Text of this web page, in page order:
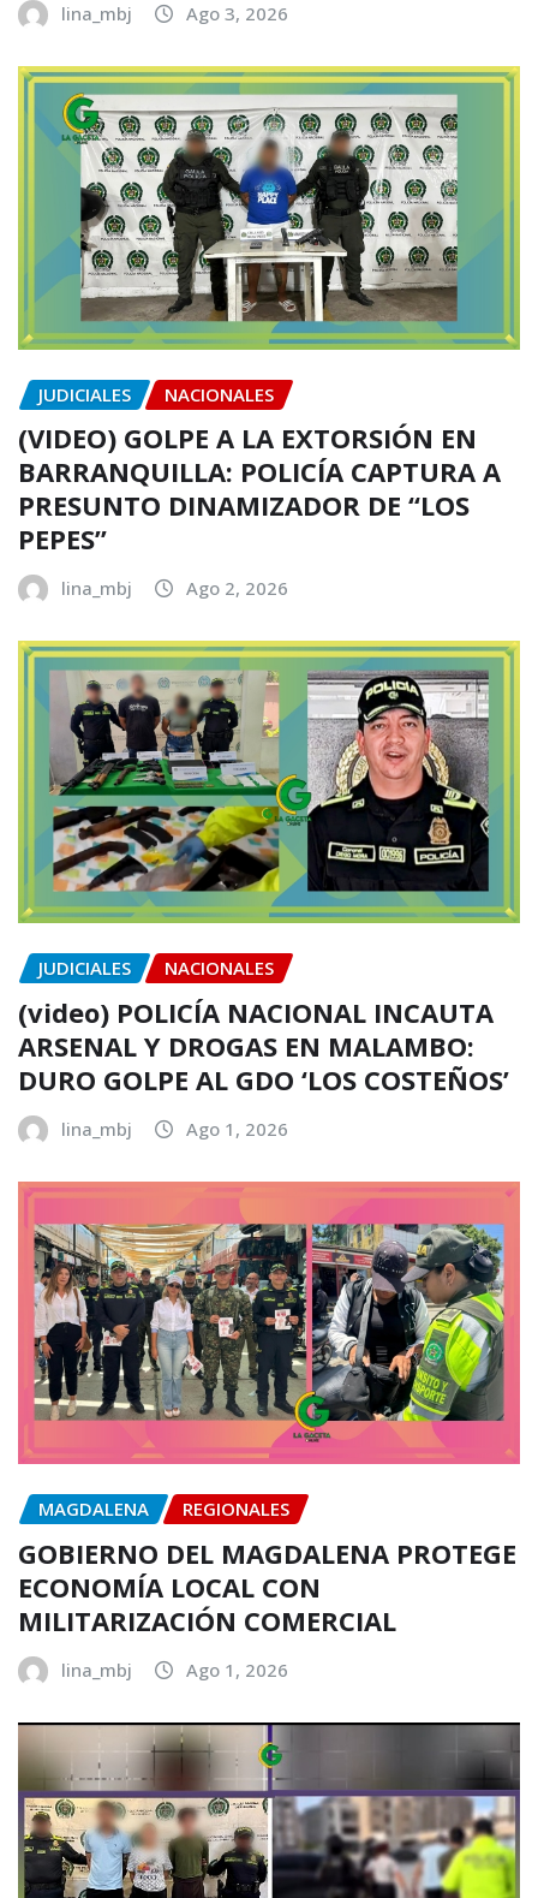
lina_mbj Ago 3, 2026
JUDICIALES NACIONALES
(VIDEO) GOLPE A LA EXTORSIÓN EN
BARRANQUILLA: POLICÍA CAPTURA A
PRESUNTO DINAMIZADOR DE “LOS
PEPES”
lina_mbj Ago 2, 2026
JUDICIALES NACIONALES
(video) POLICÍA NACIONAL INCAUTA
ARSENAL Y DROGAS EN MALAMBO:
DURO GOLPE AL GDO ‘LOS COSTEÑOS’
lina_mbj Ago 1, 2026
MAGDALENA REGIONALES
GOBIERNO DEL MAGDALENA PROTEGE
ECONOMÍA LOCAL CON
MILITARIZACIÓN COMERCIAL
lina_mbj Ago 1, 2026